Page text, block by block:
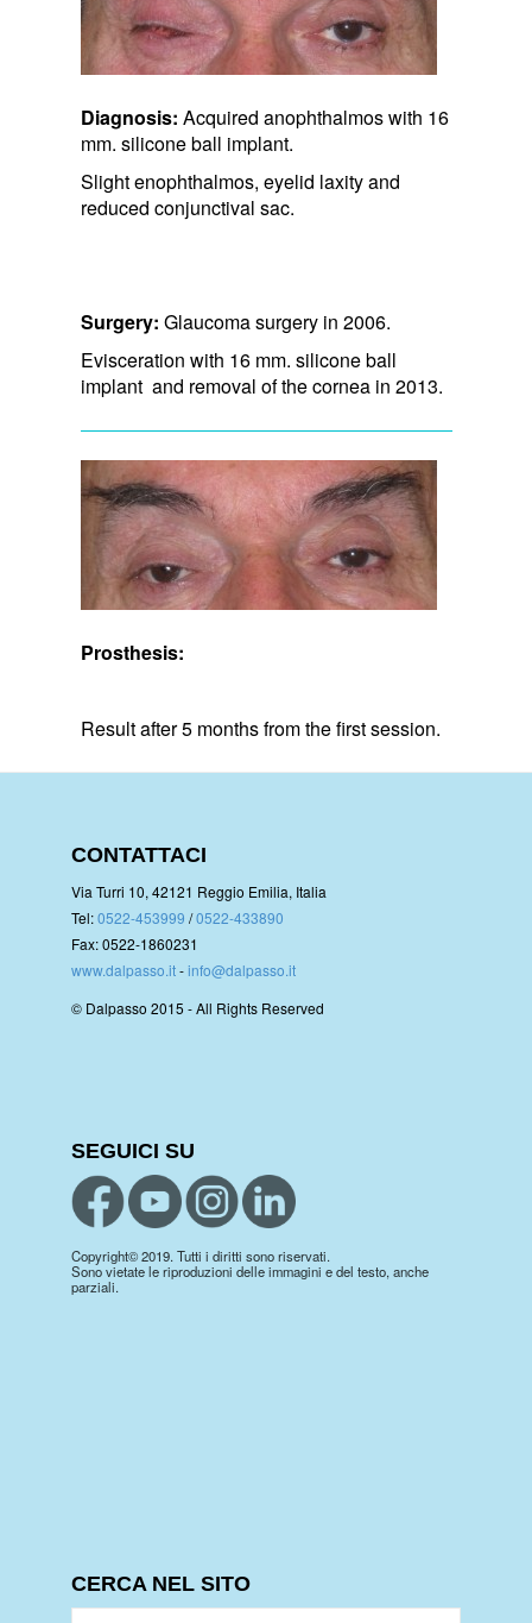
Diagnosis: Acquired anophthalmos with 16
mm. silicone ball implant.
Slight enophthalmos, eyelid laxity and
reduced conjunctival sac.
Surgery: Glaucoma surgery in 2006.
Evisceration with 16 mm. silicone ball
implant and removal of the cornea in 2013.
Prosthesis:
Result after 5 months from the first session.
CONTATTACI
Via Turri 10, 42121 Reggio Emilia, Italia
Tel:0522-453999 /0522-433890
Fax: 0522-1860231
www.dalpasso.it-info@dalpasso.it
© Dalpasso 2015 - All Rights Reserved
SEGUICI SU
Copyright© 2019. Tutti i diritti sono riservati.
Sono vietate le riproduzioni delle immagini e del testo, anche
parziali.
CERCA NEL SITO